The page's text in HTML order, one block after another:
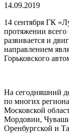
14.09.2019
14 сентября ГК
протяжении всего
развивается и
направлением
Горьковского
На сегодняшний
по многих
Московской
Мордовии,
Оренбургской и